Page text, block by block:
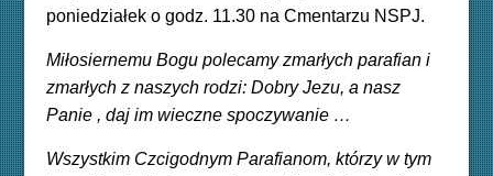
poniedziałek o godz. 11.30 na Cmentarzu NSPJ.
Miłosiernemu Bogu polecamy zmarłych parafian i
zmarłych z naszych rodzi: Dobry Jezu, a nasz
Panie , daj im wieczne spoczywanie …
Wszystkim Czcigodnym Parafianom, którzy w tym